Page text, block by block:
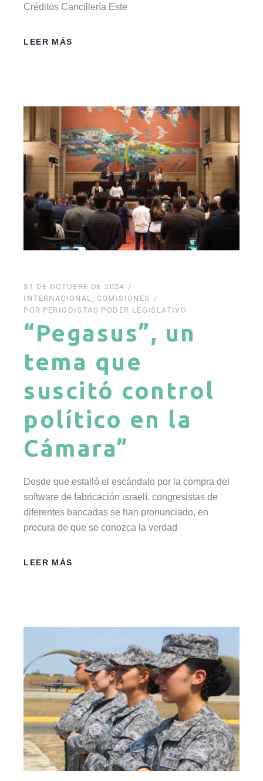
Créditos Cancillería Este
LEER MÁS
31 DE OCTUBRE DE 2024
INTERNACIONAL
COMISIONES
POR PERIODISTAS PODER LEGISLATIVO
“Pegasus”, un
tema que
suscitó control
político en la
Cámara”
Desde que estalló el escándalo por la compra del
software de fabricación israelí, congresistas de
diferentes bancadas se han pronunciado, en
procura de que se conozca la verdad
LEER MÁS